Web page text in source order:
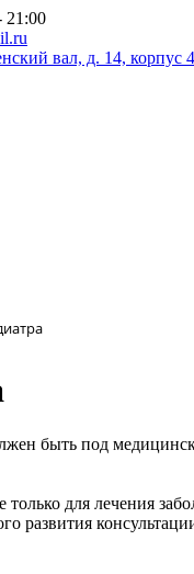
21:00
вал, д. 14, корпус 4
быть под
только для лечения
развития